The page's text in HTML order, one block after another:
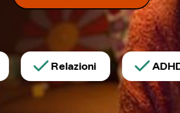
Relazioni ADHD